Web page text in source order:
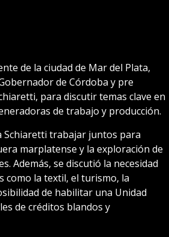
de la ciudad de Mar del Plata,
de Córdoba y pre
para discutir temas clave en
de trabajo y producción.
Schiaretti trabajar juntos para
marplatense y la exploración de
Además, se discutió la necesidad
como la textil, el turismo, la
de habilitar una Unidad
de créditos blandos y